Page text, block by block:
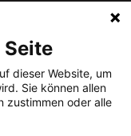
Impressum
Datenschutz
Mediadaten
dieser Website, um
Sie können allen
zustimmen oder alle